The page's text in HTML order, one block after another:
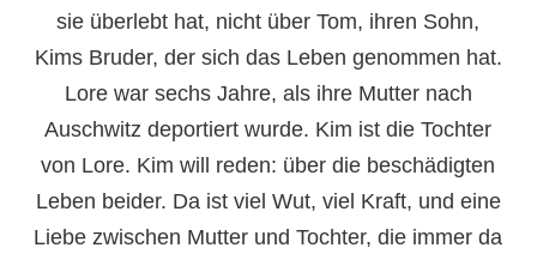
sie überlebt hat, nicht über Tom, ihren Sohn,
Kims Bruder, der sich das Leben genommen hat.
Lore war sechs Jahre, als ihre Mutter nach
Auschwitz deportiert wurde. Kim ist die Tochter
von Lore. Kim will reden: über die beschädigten
Leben beider. Da ist viel Wut, viel Kraft, und eine
Liebe zwischen Mutter und Tochter, die immer da